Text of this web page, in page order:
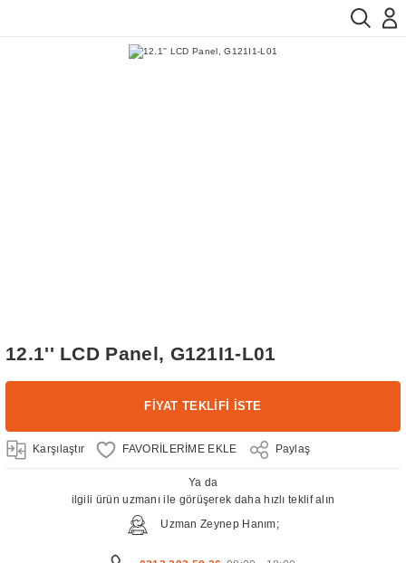
12.1'' LCD Panel, G121I1-L01
FİYAT TEKLİFİ İSTE
Karşılaştır Paylaş
Ya da
ilgili ürün uzmanı ile görüşerek daha hızlı teklif alın
Uzman Zeynep Hanım;